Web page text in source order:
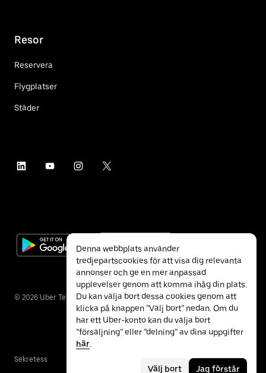
Resor
Reservera
Flygplatser
Städer
© 2026 Uber Technologies Inc.
Sekretess
Denna webbplats använder
tredjepartscookies för att visa dig relevanta
annonser och ge en mer anpassad
upplevelser genom att komma ihåg din plats.
Du kan välja bort dessa cookies genom att
klicka på knappen ”Välj bort” nedan. Om du
har ett Uber-konto kan du välja bort
”försäljning” eller ”delning” av dina uppgifter
här.
Välj bort Jag förstår